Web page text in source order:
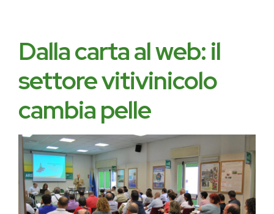
Dalla carta al web: il
settore vitivinicolo
cambia pelle